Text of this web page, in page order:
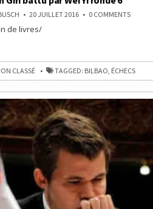
20 JUILLET 2016 0 COMMENTSON
YI
RONDE
6
de livres/
CLASSÉ TAGGED: BILBAO ÉCHECS